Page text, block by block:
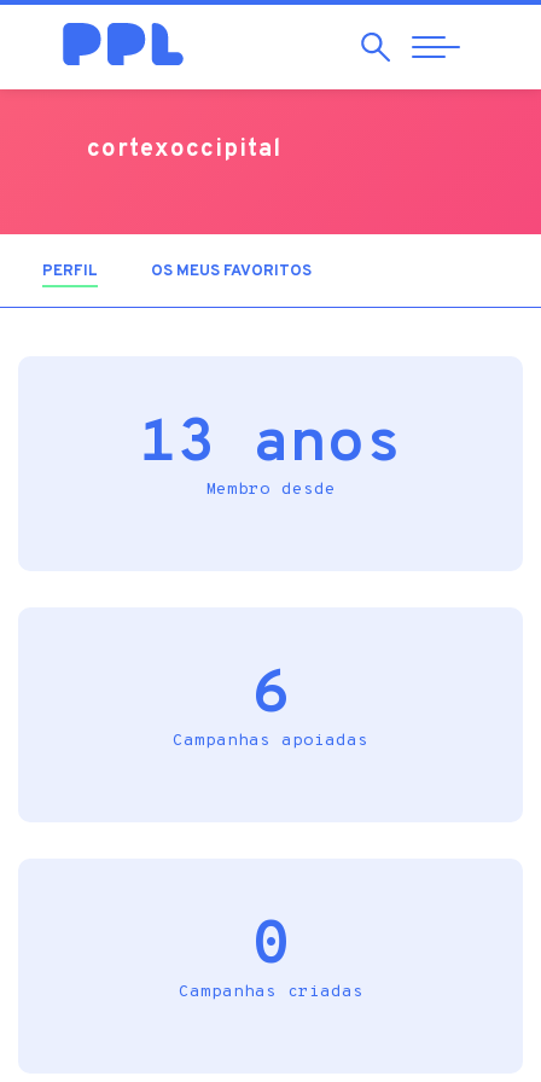
Pesquisar
Abrir
Navegação
cortexoccipital
PERFIL (SEPARADOR ATIVO)
OS MEUS FAVORITOS
13 anos
Membro desde
6
Campanhas apoiadas
0
Campanhas criadas